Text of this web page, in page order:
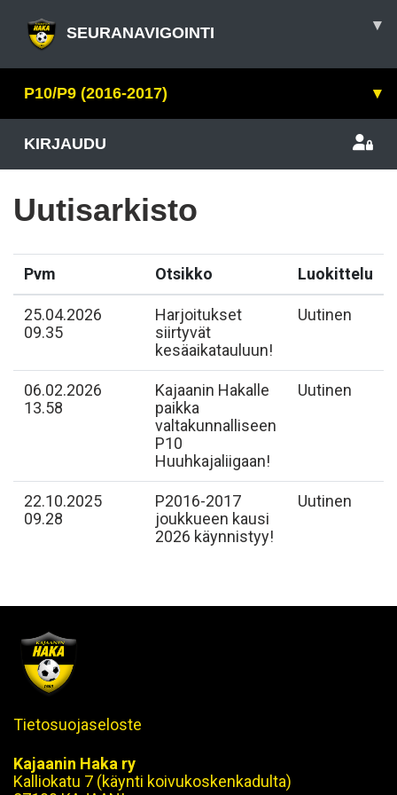
SEURANAVIGOINTI ▾
P10/P9 (2016-2017) ▾
KIRJAUDU
Uutisarkisto
Pvm Otsikko Luokittelu
25.04.2026
09.35
Harjoitukset
siirtyvät
kesäaikatauluun!
Uutinen
06.02.2026
13.58
Kajaanin Hakalle
paikka
valtakunnalliseen
P10
Huuhkajaliigaan!
Uutinen
22.10.2025
09.28
P2016-2017
joukkueen kausi
2026 käynnistyy!
Uutinen
Tietosuojaseloste
Kajaanin Haka ry
Kalliokatu 7 (käynti koivukoskenkadulta)